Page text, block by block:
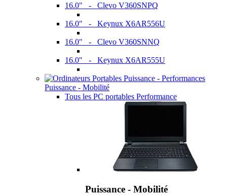
16.0" - Clevo V360SNPQ
16.0" - Keynux X6AR556U
16.0" - Clevo V360SNNQ
16.0" - Keynux X6AR555U
Puissance - Mobilité
Tous les PC portables Performance
Puissance - Mobilité